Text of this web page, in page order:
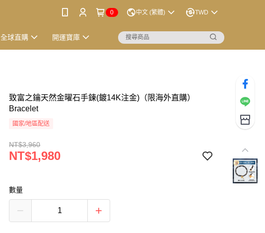
0 中文 (繁體) TWD
全球直購 開運寶庫
致富之鑰天然金曜石手鍊(鍍14K注金)（限海外直購）
Bracelet
國家/地區配送
NT$3,960
NT$1,980
數量